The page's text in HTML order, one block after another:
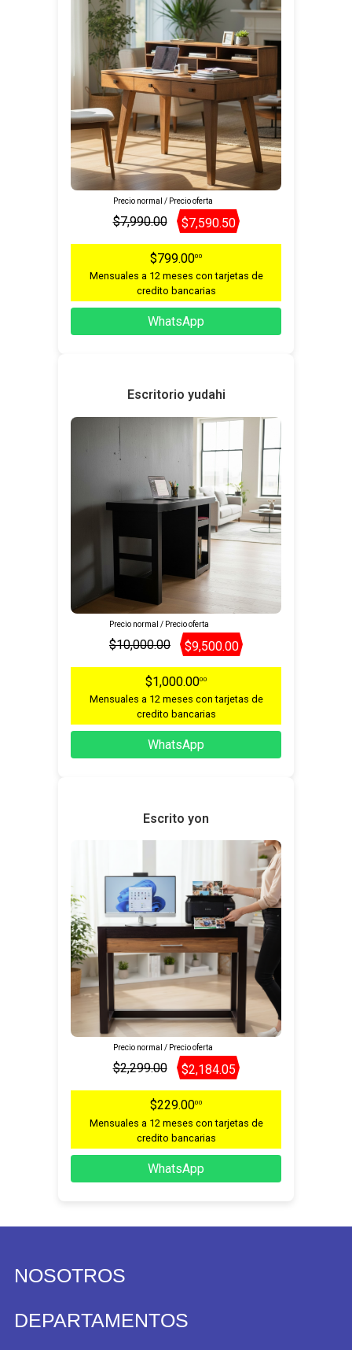
Precio normal / Precio oferta
$7,990.00 $7,590.50
$799.0000
Mensuales a 12 meses con tarjetas de
credito bancarias
WhatsApp
Escritorio yudahi
Precio normal / Precio oferta
$10,000.00 $9,500.00
$1,000.0000
Mensuales a 12 meses con tarjetas de
credito bancarias
WhatsApp
Escrito yon
Precio normal / Precio oferta
$2,299.00 $2,184.05
$229.0000
Mensuales a 12 meses con tarjetas de
credito bancarias
WhatsApp
NOSOTROS
DEPARTAMENTOS